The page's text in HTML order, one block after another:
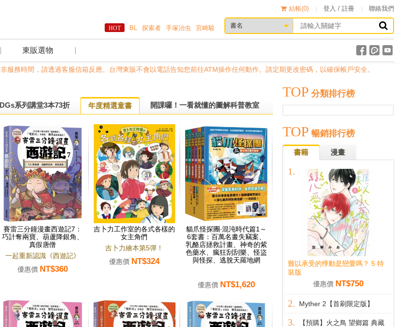
結帳(0) 登入 / 註冊 聯絡我們
BL 探索者 手塚治虫 宮崎駿
東販選物
透過客服信箱反應。台灣東販不會以電話告知您前往ATM操作任何動作。請定期更改密碼，以確保帳戶安全。
系列講堂3本73折 年度精選童書 開課囉！一看就懂的圖解科普教室
賽雷三分鐘漫畫西遊記7：
巧計奪兩寶、葫蘆降銀角、
真假唐僧
一起重新認識《西遊記》
優惠價 NT$360
吉卜力工作室的各式各樣的
女主角們
吉卜力繪本第5彈！
優惠價 NT$324
貓爪怪探團‧混沌時代篇1～
6套書：百萬名畫失竊案、
乳酪店拯救計畫、神奇的紫
色藥水、瘋狂刮刮樂、怪盜
與怪探、逃脫天羅地網
優惠價 NT$1,620
TOP 分類排行榜
TOP 暢銷排行榜
書籍 漫畫
難以承受的悸動是戀愛嗎？ 5 特
裝版
優惠價 NT$750
Myther 2【首刷限定版】
【預購】火之鳥 望鄉篇 典藏